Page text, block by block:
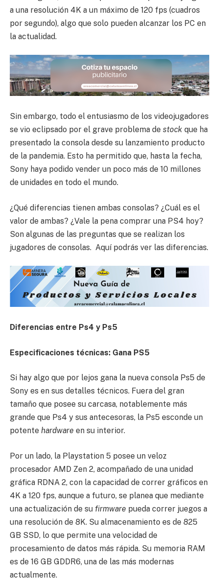
a una resolución 4K a un máximo de 120 fps (cuadros
por segundo), algo que solo pueden alcanzar los PC en
la actualidad.
Sin embargo, todo el entusiasmo de los videojugadores
se vio eclipsado por el grave problema de stock que ha
presentado la consola desde su lanzamiento producto
de la pandemia. Esto ha permitido que, hasta la fecha,
Sony haya podido vender un poco más de 10 millones
de unidades en todo el mundo.
¿Qué diferencias tienen ambas consolas? ¿Cuál es el
valor de ambas? ¿Vale la pena comprar una PS4 hoy?
Son algunas de las preguntas que se realizan los
jugadores de consolas. Aquí podrás ver las diferencias.
Diferencias entre Ps4 y Ps5
Especificaciones técnicas: Gana PS5
Si hay algo que por lejos gana la nueva consola Ps5 de
Sony es en sus detalles técnicos. Fuera del gran
tamaño que posee su carcasa, notablemente más
grande que Ps4 y sus antecesoras, la Ps5 esconde un
potente hardware en su interior.
Por un lado, la Playstation 5 posee un veloz
procesador AMD Zen 2, acompañado de una unidad
gráfica RDNA 2, con la capacidad de correr gráficos en
4K a 120 fps, aunque a futuro, se planea que mediante
una actualización de su firmware pueda correr juegos a
una resolución de 8K. Su almacenamiento es de 825
GB SSD, lo que permite una velocidad de
procesamiento de datos más rápida. Su memoria RAM
es de 16 GB GDDR6, una de las más modernas
actualmente.